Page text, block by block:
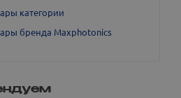
категории
бренда Maxphotonics